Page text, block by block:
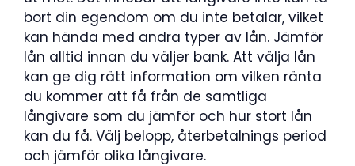
bort din egendom om du inte betalar, vilket
kan hända med andra typer av lån. Jämför
lån alltid innan du väljer bank. Att välja lån
kan ge dig rätt information om vilken ränta
du kommer att få från de samtliga
långivare som du jämför och hur stort lån
kan du få. Välj belopp, återbetalnings period
och jämför olika långivare.